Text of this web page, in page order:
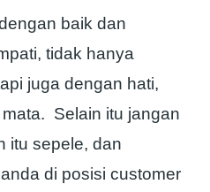
baik dan
tidak hanya
juga dengan hati,
Selain itu jangan
itu sepele, dan
di posisi customer